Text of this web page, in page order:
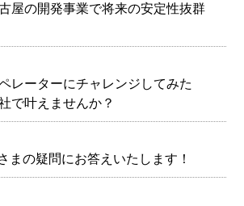
屋の開発事業で将来の安定性抜群
レーターにチャレンジしてみた
で叶えませんか？
まの疑問にお答えいたします！